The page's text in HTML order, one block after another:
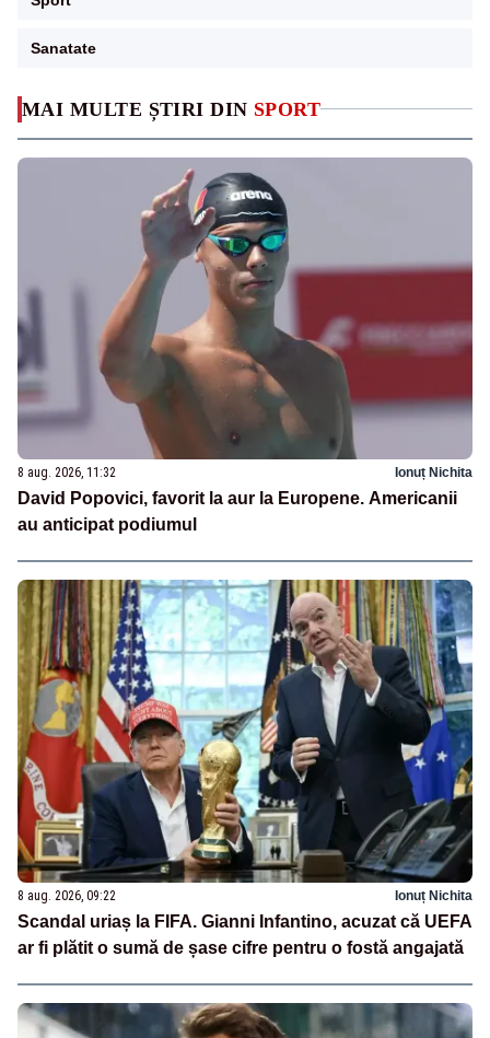
MAI MULTE ȘTIRI DIN SPORT
8 aug. 2026, 11:32 Ionuț Nichita
David Popovici, favorit la aur la Europene. Americanii
au anticipat podiumul
8 aug. 2026, 09:22 Ionuț Nichita
Scandal uriaș la FIFA. Gianni Infantino, acuzat că UEFA
ar fi plătit o sumă de șase cifre pentru o fostă angajată
Sanatate